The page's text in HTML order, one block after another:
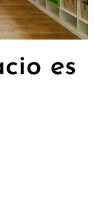
es